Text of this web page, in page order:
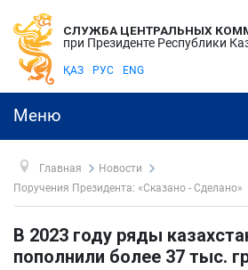
СЛУЖБА ЦЕНТРАЛЬНЫХ
при Президенте Республики
ҚАЗ РУС ENG
Меню
Главная
Новости
Поручения Президента: «Сказано - Сделано»
В 2023 году ряды
пополнили более 37 тыс.